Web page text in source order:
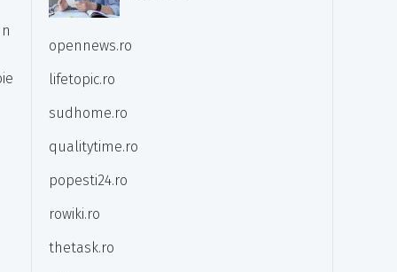
opennews.ro
lifetopic.ro
sudhome.ro
qualitytime.ro
popesti24.ro
rowiki.ro
thetask.ro